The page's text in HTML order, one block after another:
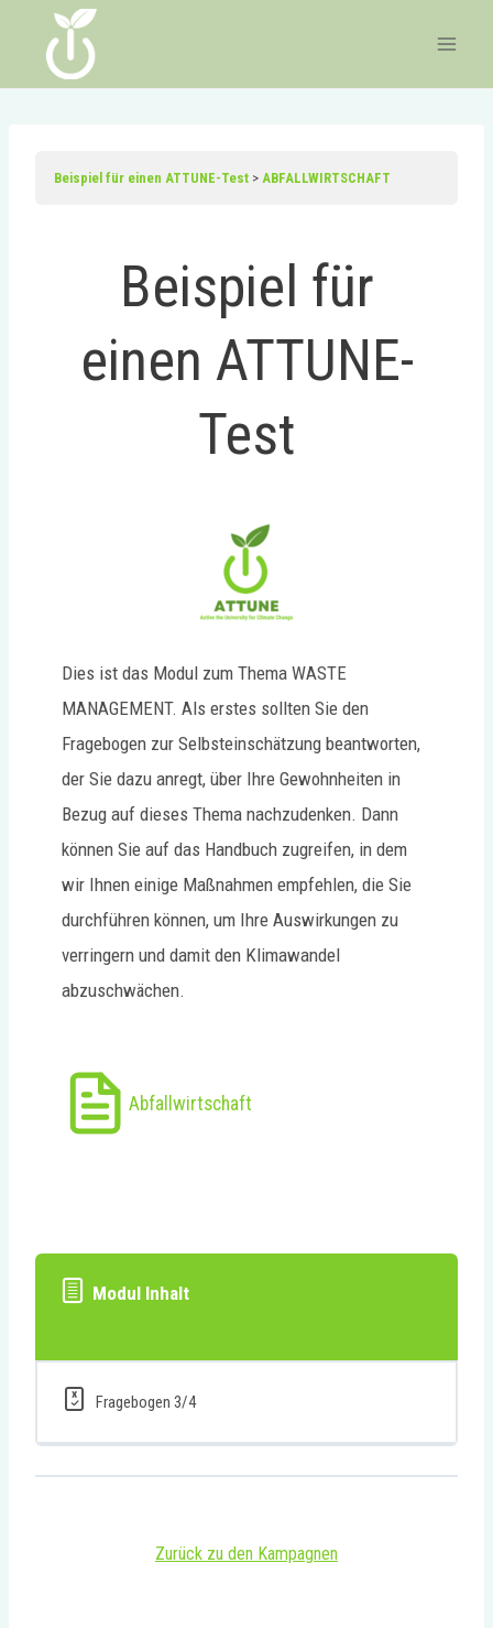
springen
Beispiel für einen ATTUNE-Test ABFALLWIRTSCHAFT
Beispiel für
einen ATTUNE-
Test
Dies ist das Modul zum Thema WASTE
MANAGEMENT. Als erstes sollten Sie den
Fragebogen zur Selbsteinschätzung beantworten,
der Sie dazu anregt, über Ihre Gewohnheiten in
Bezug auf dieses Thema nachzudenken. Dann
können Sie auf das Handbuch zugreifen, in dem
wir Ihnen einige Maßnahmen empfehlen, die Sie
durchführen können, um Ihre Auswirkungen zu
verringern und damit den Klimawandel
abzuschwächen.
Abfallwirtschaft
Modul Inhalt
Fragebogen 3/4
Zurück zu den Kampagnen